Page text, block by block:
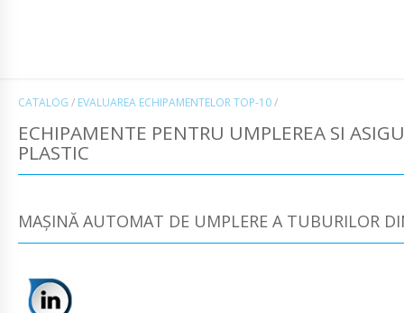
CATALOG / EVALUAREA ECHIPAMENTELOR TOP-10/
ECHIPAMENTE PENTRU UMPLEREA SI
PLASTIC
MAȘINĂ AUTOMAT DE UMPLERE A TUBURILOR